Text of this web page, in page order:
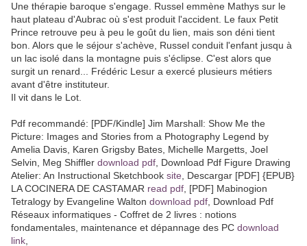
Une thérapie baroque s'engage. Russel emmène Mathys sur le
haut plateau d'Aubrac où s'est produit l'accident. Le faux Petit
Prince retrouve peu à peu le goût du lien, mais son déni tient
bon. Alors que le séjour s'achève, Russel conduit l'enfant jusqu à
un lac isolé dans la montagne puis s'éclipse. C'est alors que
surgit un renard... Frédéric Lesur a exercé plusieurs métiers
avant d'être instituteur.
Il vit dans le Lot.
Pdf recommandé: [PDF/Kindle] Jim Marshall: Show Me the
Picture: Images and Stories from a Photography Legend by
Amelia Davis, Karen Grigsby Bates, Michelle Margetts, Joel
Selvin, Meg Shiffler download pdf , Download Pdf Figure Drawing
Atelier: An Instructional Sketchbook site , Descargar [PDF] {EPUB}
LA COCINERA DE CASTAMAR read pdf , [PDF] Mabinogion
Tetralogy by Evangeline Walton download pdf , Download Pdf
Réseaux informatiques - Coffret de 2 livres : notions
fondamentales, maintenance et dépannage des PC download
link